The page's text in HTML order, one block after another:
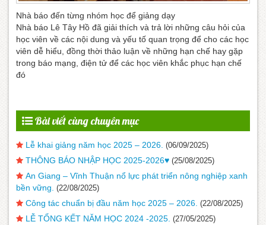
Nhà báo đến từng nhóm học để giảng dạy
Nhà báo Lê Tây Hồ đã giải thích và trả lời những câu hỏi của
học viên về các nội dung và yếu tố quan trọng để cho các học
viên dễ hiểu, đồng thời thảo luận về những hạn chế hay gặp
trong báo mạng, điện tử để các học viên khắc phục hạn chế
đó
Bài viết cùng chuyên mục
Lễ khai giảng năm học 2025 – 2026. (06/09/2025)
THÔNG BÁO NHẬP HỌC 2025-2026♥️ (25/08/2025)
An Giang – Vĩnh Thuận nổ lực phát triển nông nghiệp xanh
bền vững. (22/08/2025)
Công tác chuẩn bị đầu năm học 2025 – 2026. (22/08/2025)
LỄ TỔNG KẾT NĂM HỌC 2024 -2025. (27/05/2025)